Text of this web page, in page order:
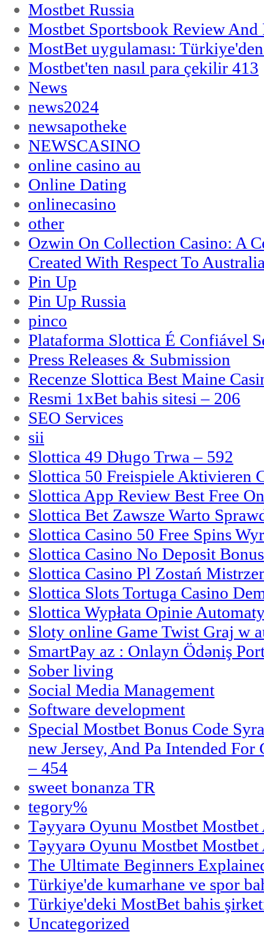
Mostbet Russia
Mostbet Sportsbook Review And
MostBet uygulaması:
Mostbet'ten nasıl para çekilir 413
News
news2024
newsapotheke
NEWSCASINO
online casino au
Online Dating
onlinecasino
other
Ozwin On Collection Casino: A
Created With Respect To
Pin Up
Pin Up Russia
pinco
Plataforma Slottica É Confiável
Press Releases & Submission
Recenze Slottica Best Maine
Resmi 1xBet bahis sitesi – 206
SEO Services
sii
Slottica 49 Długo Trwa – 592
Slottica 50 Freispiele Aktivieren
Slottica App Review Best Free
Slottica Bet Zawsze Warto
Slottica Casino 50 Free Spins
Slottica Casino No Deposit
Slottica Casino Pl Zostań
Slottica Slots Tortuga Casino
Slottica Wypłata Opinie
Sloty online Game Twist Graj w
SmartPay az : Onlayn Ödəniş
Sober living
Social Media Management
Software development
Special Mostbet Bonus Code
new Jersey, And Pa Intended
– 454
sweet bonanza TR
tegory%
Təyyarə Oyunu Mostbet
Təyyarə Oyunu Mostbet
The Ultimate Beginners
Türkiye'de kumarhane ve spor
Türkiye'deki MostBet bahis
Uncategorized